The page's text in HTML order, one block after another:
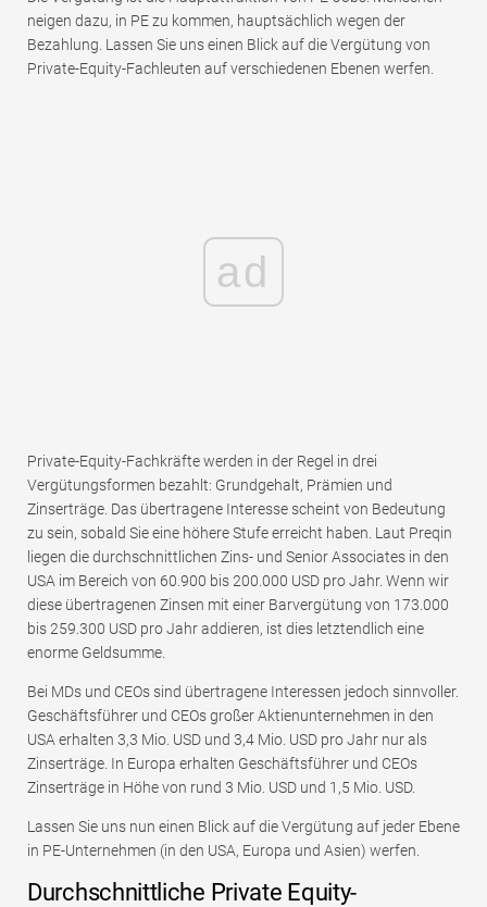
neigen dazu, in PE zu kommen, hauptsächlich wegen der
Bezahlung. Lassen Sie uns einen Blick auf die Vergütung von
Private-Equity-Fachleuten auf verschiedenen Ebenen werfen.
ad
Private-Equity-Fachkräfte werden in der Regel in drei
Vergütungsformen bezahlt: Grundgehalt, Prämien und
Zinserträge. Das übertragene Interesse scheint von Bedeutung
zu sein, sobald Sie eine höhere Stufe erreicht haben. Laut Preqin
liegen die durchschnittlichen Zins- und Senior Associates in den
USA im Bereich von 60.900 bis 200.000 USD pro Jahr. Wenn wir
diese übertragenen Zinsen mit einer Barvergütung von 173.000
bis 259.300 USD pro Jahr addieren, ist dies letztendlich eine
enorme Geldsumme.
Bei MDs und CEOs sind übertragene Interessen jedoch sinnvoller.
Geschäftsführer und CEOs großer Aktienunternehmen in den
USA erhalten 3,3 Mio. USD und 3,4 Mio. USD pro Jahr nur als
Zinserträge. In Europa erhalten Geschäftsführer und CEOs
Zinserträge in Höhe von rund 3 Mio. USD und 1,5 Mio. USD.
Lassen Sie uns nun einen Blick auf die Vergütung auf jeder Ebene
in PE-Unternehmen (in den USA, Europa und Asien) werfen.
Durchschnittliche Private Equity-